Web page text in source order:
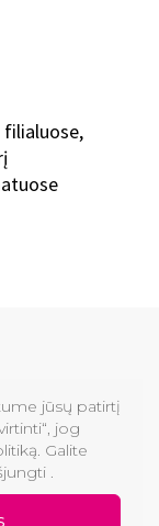
jūsų patirtį
jog
Galite
.